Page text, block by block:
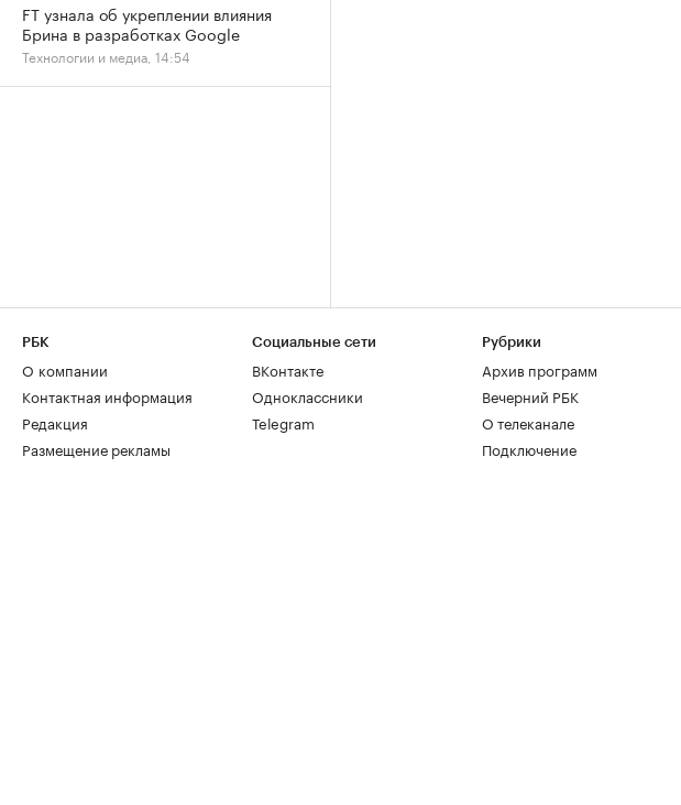
FT узнала об укреплении влияния
Брина в разработках Google
Технологии и медиа, 14:54
РБК
О компании
Контактная информация
Редакция
Размещение рекламы
Социальные сети
ВКонтакте
Одноклассники
Telegram
Рубрики
Архив программ
Вечерний РБК
О телеканале
Подключение